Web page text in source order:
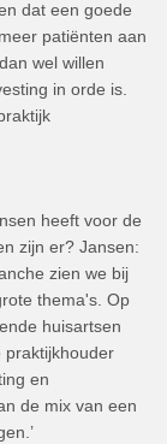
dat een goede
patiënten aan
wel willen
in orde is.
heeft voor de
zijn er? Jansen:
zien we bij
thema's. Op
huisartsen
praktijkhouder
en
de mix van een